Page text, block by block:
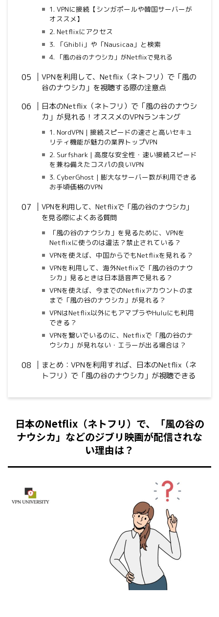
1. VPNに接続【シンガポールや韓国サーバーが
オススメ】
2. Netflixにアクセス
3. 「Ghibli」や「Nausicaa」と検索
4.
「風の谷のナウシカ」がNetflixで見れる
VPNを利用して、Netflix（ネトフリ）で「風の
谷のナウシカ」を視聴する際の注意点
日本のNetflix（ネトフリ）で「風の谷のナウシ
カ」が見れる！オススメのVPNランキング
1. NordVPN | 接続スピードの速さと高いセキュ
リティ機能が魅力の業界トップVPN
2. Surfshark | 高度な安全性・速い接続スピード
を兼ね備えたコスパの良いVPN
3. CyberGhost | 膨大なサーバー数が利用できる
お手頃価格のVPN
VPNを利用して、Netflixで「風の谷のナウシカ」
を見る際によくある質問
「風の谷のナウシカ」を見るために、VPNを
Netflixに使うのは違法？禁止されている？
VPNを使えば、中国からでもNetflixを見れる？
VPNを利用して、海外Netflixで「風の谷のナウ
シカ」見るときは日本語音声で見れる？
VPNを使えば、今までのNetflixアカウントのま
まで「風の谷のナウシカ」が見れる？
VPNはNetflix以外にもアマプラやHuluにも利用
できる？
VPNを繋いでいるのに、Netflixで「風の谷のナ
ウシカ」が見れない・エラーが出る場合は？
まとめ：VPNを利用すれば、日本のNetflix（ネ
トフリ）で「風の谷のナウシカ」が視聴できる
日本のNetflix（ネトフリ）で、「風の谷の
ナウシカ」などのジブリ映画が配信されな
い理由は？